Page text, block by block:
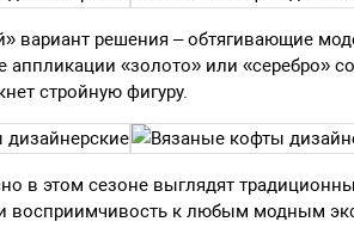
вариант решения – обтягивающие
аппликации «золото» или «серебро»
стройную фигуру.
в этом сезоне выглядят
и восприимчивость к любым модным